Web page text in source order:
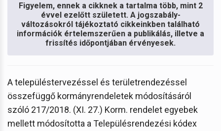
Figyelem, ennek a cikknek a tartalma több, mint 2
évvel ezelőtt született. A jogszabály-
változásokról tájékoztató cikkeinkben található
információk értelemszerűen a publikálás, illetve a
frissítés időpontjában érvényesek.
A településtervezéssel és területrendezéssel
összefüggő kormányrendeletek módosításáról
szóló 217/2018. (XI. 27.) Korm. rendelet egyebek
mellett módosította a Településrendezési kódex